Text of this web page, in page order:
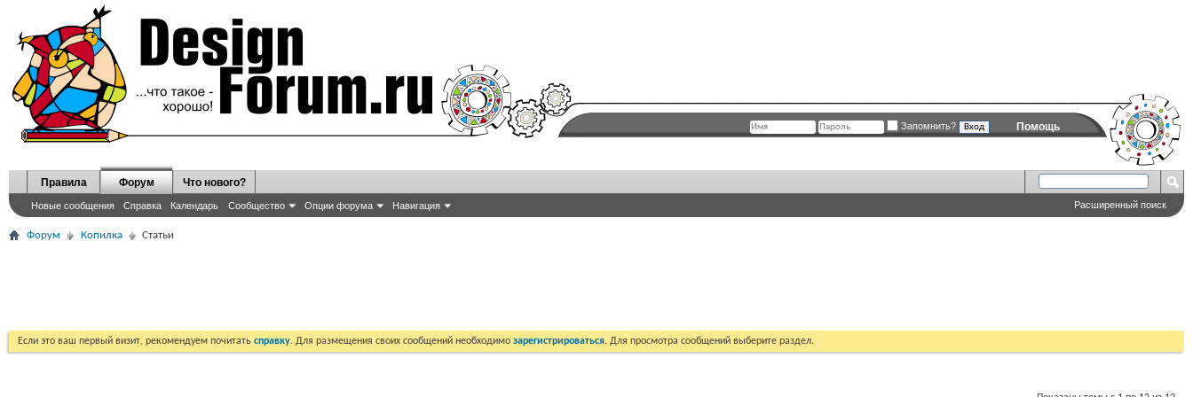
Помощь
Запомнить?
Правила Форум
Новые сообщения Справка Календарь Сообщество Опции форума Навигация
Что нового?
Расширенный поиск
Форум Копилка Статьи
Если это ваш первый визит, рекомендуем почитать справку. Для размещения своих сообщений необходимо зарегистрироваться. Для просмотра сообщений выберите раздел.